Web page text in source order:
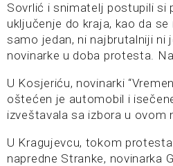
Sovrlić i snimatelj postupili si
uključenje do kraja, kao da
samo jedan, ni najbrutalniji ni
novinarke u doba protesta.
U Kosjeriću, novinarki
oštećen je automobil i
izveštavala sa izbora u ovom
U Kragujevcu, tokom
napredne Stranke, novinarka